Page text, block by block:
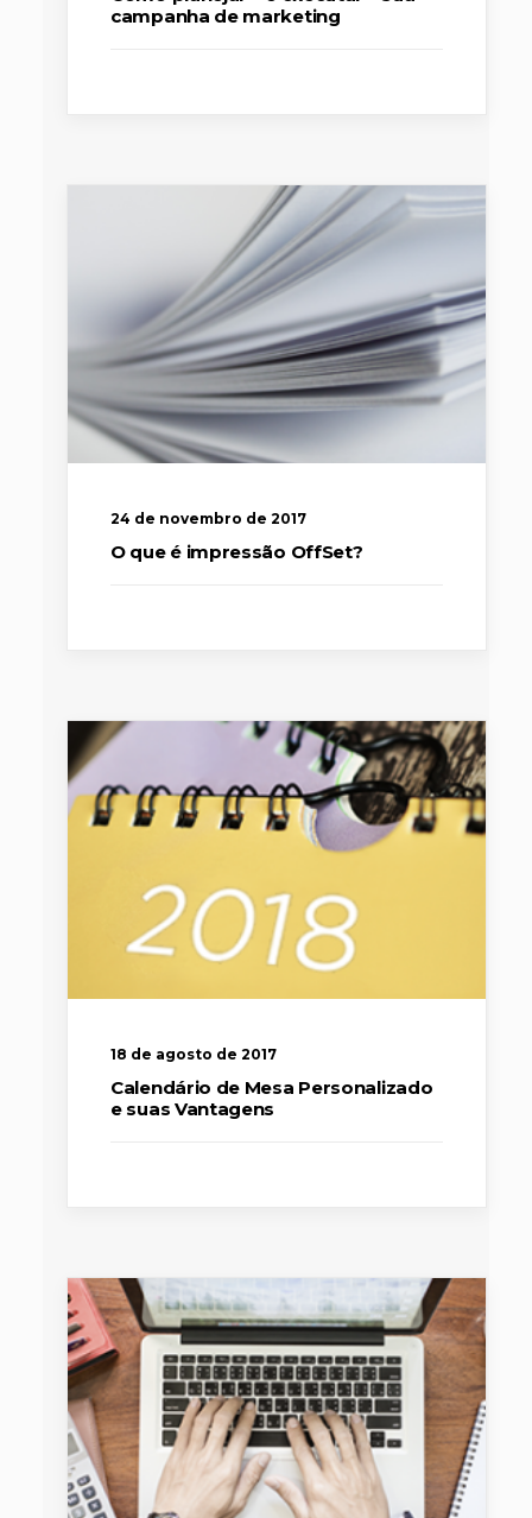
campanha de marketing
24 de novembro de 2017
O que é impressão OffSet?
18 de agosto de 2017
Calendário de Mesa Personalizado
e suas Vantagens